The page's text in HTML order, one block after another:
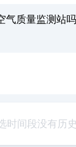
气质量监测站
时间段没有历